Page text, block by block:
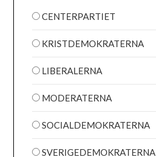
CENTERPARTIET
KRISTDEMOKRATERNA
LIBERALERNA
MODERATERNA
SOCIALDEMOKRATERNA
SVERIGEDEMOKRATERNA